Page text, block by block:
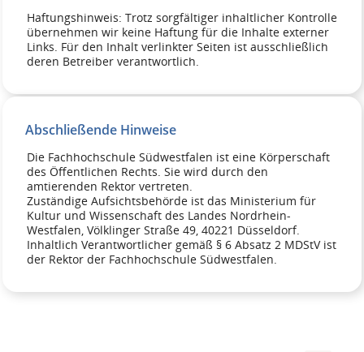
Haftungshinweis: Trotz sorgfältiger inhaltlicher Kontrolle
übernehmen wir keine Haftung für die Inhalte externer
Links. Für den Inhalt verlinkter Seiten ist ausschließlich
deren Betreiber verantwortlich.
Abschließende Hinweise
Die Fachhochschule Südwestfalen ist eine Körperschaft
des Öffentlichen Rechts. Sie wird durch den
amtierenden Rektor vertreten.
Zuständige Aufsichtsbehörde ist das Ministerium für
Kultur und Wissenschaft des Landes Nordrhein-
Westfalen, Völklinger Straße 49, 40221 Düsseldorf.
Inhaltlich Verantwortlicher gemäß § 6 Absatz 2 MDStV ist
der Rektor der Fachhochschule Südwestfalen.